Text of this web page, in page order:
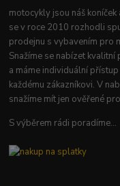
motocykly jsou náš
se v roce 2010 rozhodli
prodejnu s vybavením pro
Snažíme se nabízet kvalitní
a máme individuální přístup
každému zákazníkovi. V
snažíme mít jen ověřené
S výběrem rádi poradíme...